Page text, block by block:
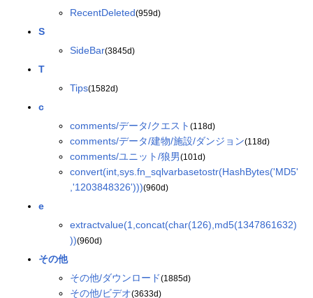
RecentDeleted(959d)
S
SideBar(3845d)
T
Tips(1582d)
c
comments/データ/クエスト (118d)
comments/データ/建物/施設/ダンジョン(118d)
comments/ユニット/狼男(101d)
convert(int,sys.fn_sqlvarbasetostr(HashBytes('MD5'
,'1203848326')))(960d)
e
extractvalue(1,concat(char(126),md5(1347861632)
))(960d)
その他
その他/ダウンロード(1885d)
その他/ビデオ(3633d)